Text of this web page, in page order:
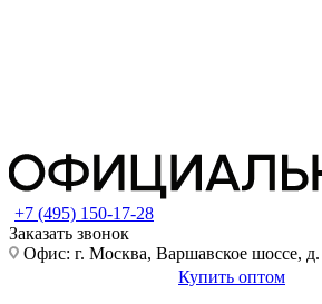
+7 (495) 150-17-28
Заказать звонок
Офис: г. Москва, Варшавское шоссе,
Купить оптом